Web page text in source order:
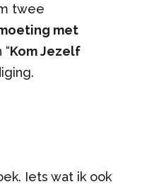
twee
met
Kom Jezelf
Iets wat ik ook